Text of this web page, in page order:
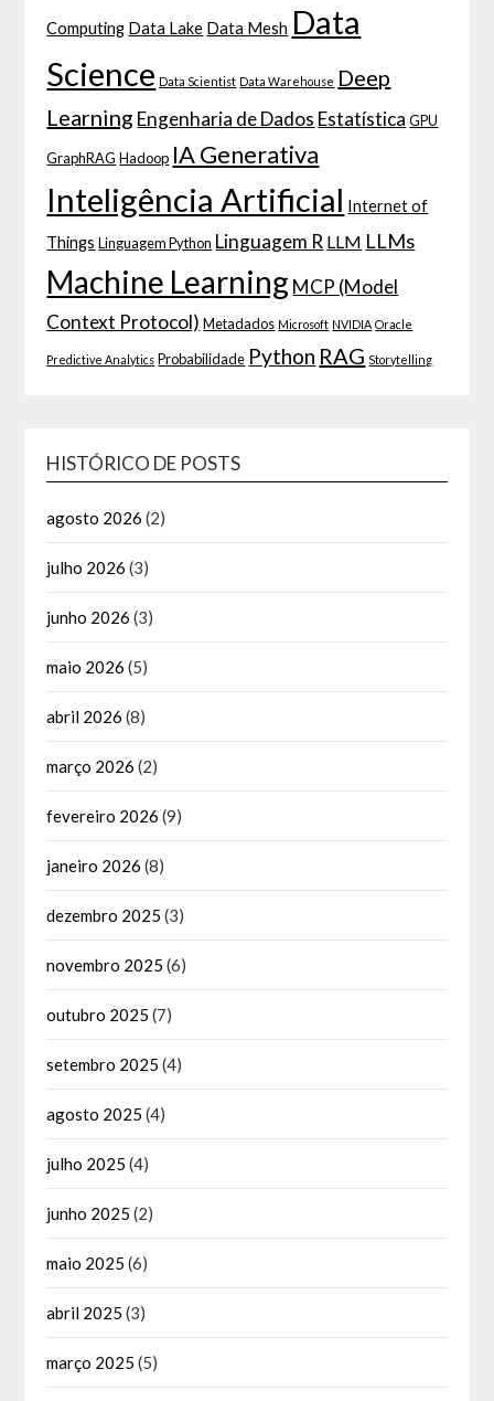
Computing Data Lake Data Mesh Data
Science Data Scientist Data Warehouse Deep
Learning Engenharia de Dados Estatística GPU
GraphRAG Hadoop IA Generativa
Inteligência Artificial Internet of
Things Linguagem Python Linguagem R LLM LLMs
Machine Learning MCP (Model
Context Protocol) Metadados Microsoft NVIDIA Oracle
Predictive Analytics Probabilidade Python RAG Storytelling
HISTÓRICO DE POSTS
agosto 2026 (2)
julho 2026 (3)
junho 2026 (3)
maio 2026 (5)
abril 2026 (8)
março 2026 (2)
fevereiro 2026 (9)
janeiro 2026 (8)
dezembro 2025 (3)
novembro 2025 (6)
outubro 2025 (7)
setembro 2025 (4)
agosto 2025 (4)
julho 2025 (4)
junho 2025 (2)
maio 2025 (6)
abril 2025 (3)
março 2025 (5)